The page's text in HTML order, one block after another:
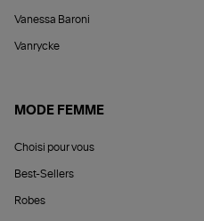
Vanessa Baroni
Vanrycke
MODE FEMME
Choisi pour vous
Best-Sellers
Robes